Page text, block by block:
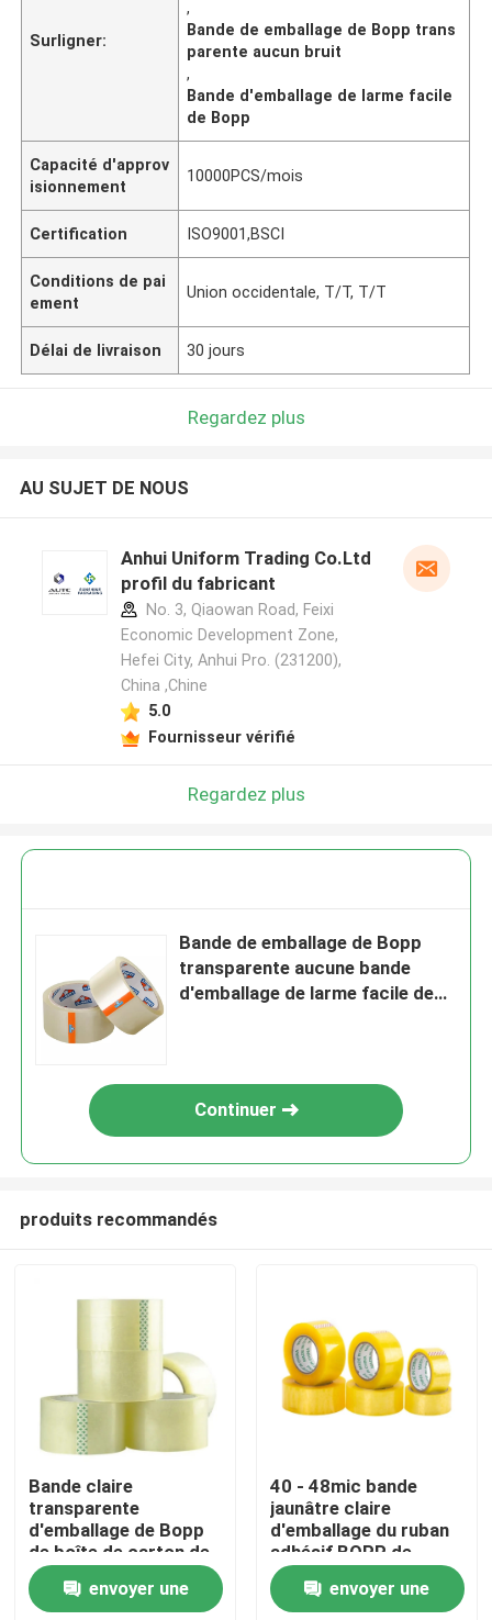
Accueil
A propos de nous
Contacts
Surligner:
,
Bande de emballage de Bopp trans
parente aucun bruit
,
Bande d'emballage de larme facile
de Bopp
Capacité d'approv
isionnement
10000PCS/mois
Certification ISO9001,BSCI
Conditions de pai
ement
Union occidentale, T/T, T/T
Délai de livraison 30 jours
Regardez plus
AU SUJET DE NOUS
Anhui Uniform Trading Co.Ltd
profil du fabricant
No. 3, Qiaowan Road, Feixi
Economic Development Zone,
Hefei City, Anhui Pro. (231200),
China ,Chine
5.0
Fournisseur vérifié
Regardez plus
Bande de emballage de Bopp
transparente aucune bande
d'emballage de larme facile de
Continuer
produits recommandés
Bande claire
transparente
d'emballage de Bopp
de boîte de carton de
paquet clair adhésif
de cachetage
envoyer une
40 - 48mic bande
jaunâtre claire
d'emballage du ruban
adhésif BOPP de
l'épaisseur BOPP
envoyer une